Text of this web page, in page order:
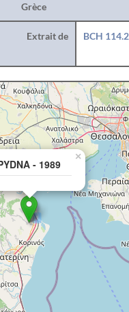
Grèce
Extrait de BCH
- 1989
×